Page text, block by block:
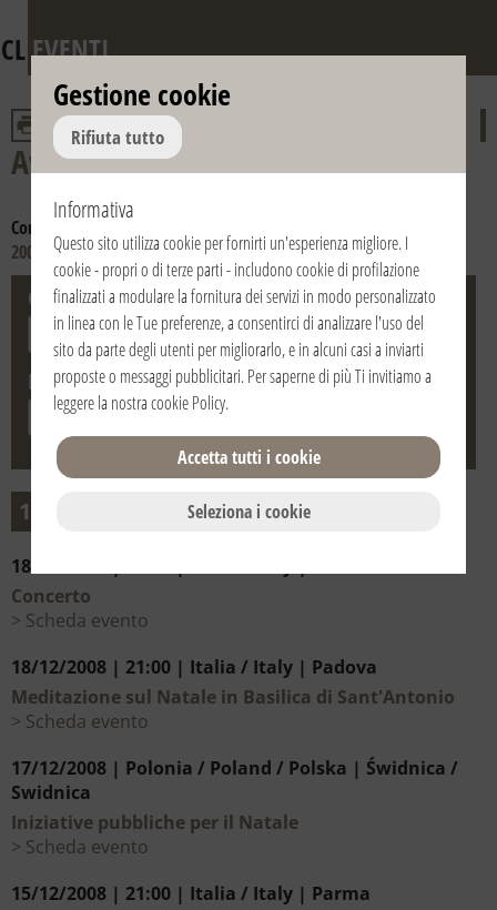
CLEVENTI
Avvento e Natale
Consulta gli anni:
2008
Città Stato
Data
12
18/12/2008 | 21:00 | Italia / Italy | Brescia
Concerto
Scheda evento
18/12/2008 | 21:00 | Italia / Italy | Padova
Meditazione sul Natale in Basilica di Sant'Antonio
Scheda evento
17/12/2008 | Polonia / Poland / Polska | Świdnica /
Swidnica
Iniziative pubbliche per il Natale
Scheda evento
15/12/2008 | 21:00 | Italia / Italy | Parma
Gestione cookie
Rifiuta tutto
Informativa
Questo sito utilizza cookie per fornirti un'esperienza migliore. I
cookie - propri o di terze parti - includono cookie di profilazione
finalizzati a modulare la fornitura dei servizi in modo personalizzato
in linea con le Tue preferenze, a consentirci di analizzare l'uso del
sito da parte degli utenti per migliorarlo, e in alcuni casi a inviarti
proposte o messaggi pubblicitari. Per saperne di più Ti invitiamo a
leggere la nostracookie Policy.
Seleziona i cookie
Accetta tutti i cookie